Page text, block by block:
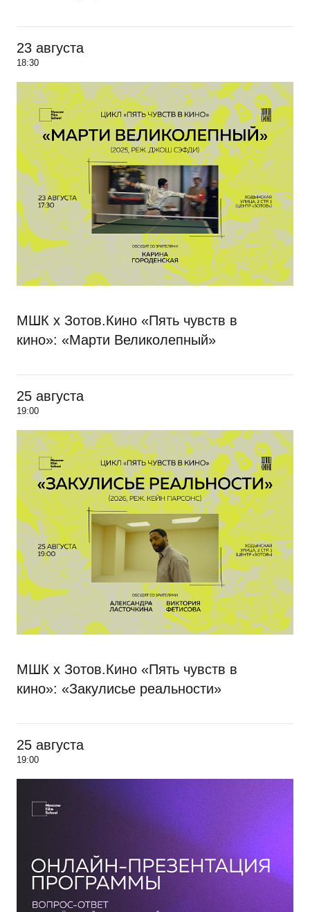
23 августа
18:30
МШК х Зотов.Кино «Пять чувств в
кино»: «Марти Великолепный»
25 августа
19:00
МШК х Зотов.Кино «Пять чувств в
кино»: «Закулисье реальности»
25 августа
19:00